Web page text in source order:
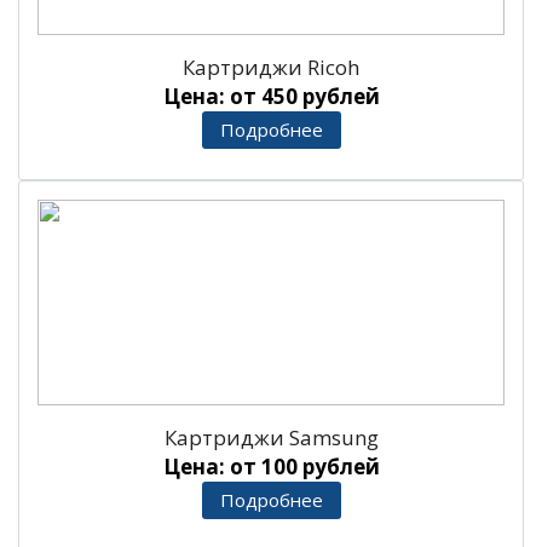
Картриджи Ricoh
Цена: от 450 рублей
Подробнее
Картриджи Samsung
Цена: от 100 рублей
Подробнее